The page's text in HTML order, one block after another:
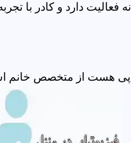
دارد و کادر با
هست از متخصص خانم